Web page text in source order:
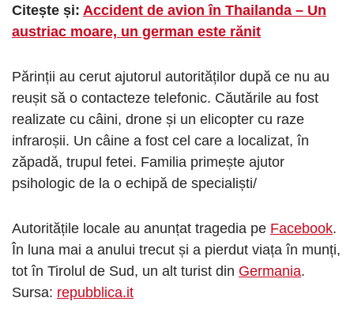
Citește și: Accident de avion în Thailanda – Un
austriac moare, un german este rănit
Părinții au cerut ajutorul autorităților după ce nu au
reușit să o contacteze telefonic. Căutările au fost
realizate cu câini, drone și un elicopter cu raze
infraroșii. Un câine a fost cel care a localizat, în
zăpadă, trupul fetei. Familia primește ajutor
psihologic de la o echipă de specialiști/
Autoritățile locale au anunțat tragedia pe Facebook.
În luna mai a anului trecut și a pierdut viața în munți,
tot în Tirolul de Sud, un alt turist din Germania.
Sursa: repubblica.it